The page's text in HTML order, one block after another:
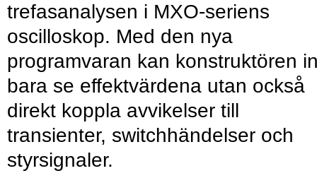
trefasanalysen i MXO-seriens
oscilloskop. Med den nya
programvaran kan konstruktören
bara se effektvärdena utan också
direkt koppla avvikelser till
transienter, switchhändelser och
styrsignaler.